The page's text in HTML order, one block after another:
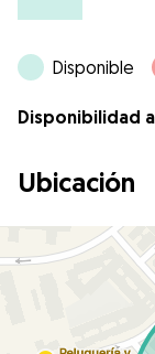
Disponible
Disponibilidad
Ubicación